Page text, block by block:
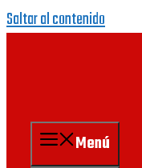
Saltar al contenido
Menú